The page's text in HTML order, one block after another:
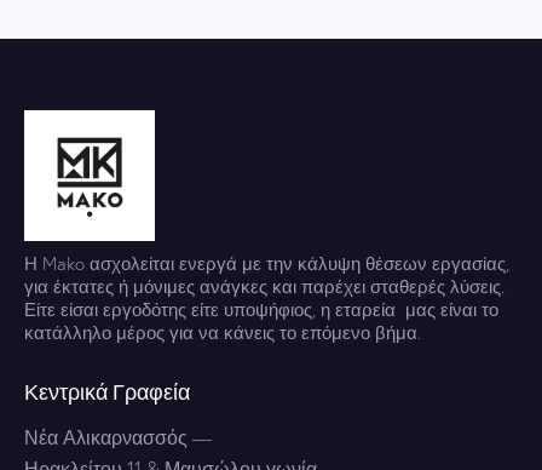
Η Mako ασχολείται ενεργά με την κάλυψη θέσεων εργασίας,
για έκτατες ή μόνιμες ανάγκες και παρέχει σταθερές λύσεις.
Είτε είσαι εργοδότης είτε υποψήφιος, η εταρεία μας είναι το
κατάλληλο μέρος για να κάνεις το επόμενο βήμα.
Κεντρικά Γραφεία
Νέα Αλικαρνασσός —